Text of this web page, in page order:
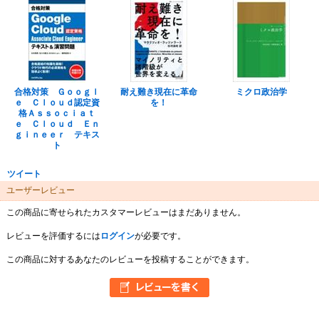
合格対策 Ｇｏｏｇｌ
ｅ Ｃｌｏｕｄ認定資
格Ａｓｓｏｃｉａｔ
ｅ Ｃｌｏｕｄ Ｅｎ
ｇｉｎｅｅｒ テキス
ト
耐え難き現在に革命
を！
ミクロ政治学
ツイート
ユーザーレビュー
この商品に寄せられたカスタマーレビューはまだありません。
レビューを評価するには ログインが必要です。
この商品に対するあなたのレビューを投稿することができます。